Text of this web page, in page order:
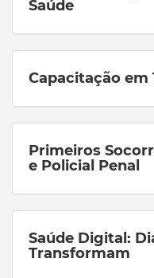
Saúde
Capacitação em
Primeiros
e Policial Penal
Saúde Digital:
Transformam